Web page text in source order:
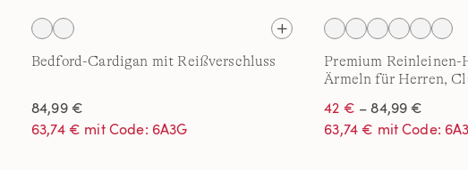
Bedford-Cardigan mit Reißverschluss
84,99 €
63,74 € mit Code: 6A3G
Premium Reinleinen-
Ärmeln für Herren,
42 € – 84,99 €
63,74 € mit Code: